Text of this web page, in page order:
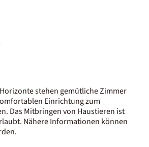
stehen gemütliche Zimmer
Einrichtung zum
Das Mitbringen von Haustieren ist
Nähere Informationen können